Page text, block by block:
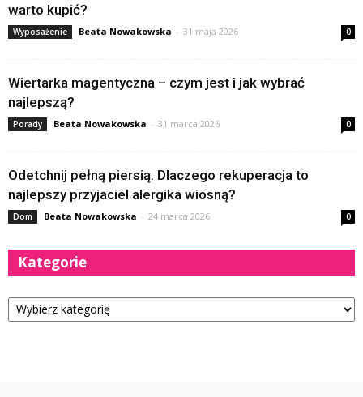
warto kupić?
Wyposażenie Beata Nowakowska - 31 maja 2026 0
Wiertarka magentyczna – czym jest i jak wybrać
najlepszą?
Porady Beata Nowakowska - 31 marca 2026 0
Odetchnij pełną piersią. Dlaczego rekuperacja to
najlepszy przyjaciel alergika wiosną?
Dom Beata Nowakowska - 24 marca 2026 0
Kategorie
Kategorie